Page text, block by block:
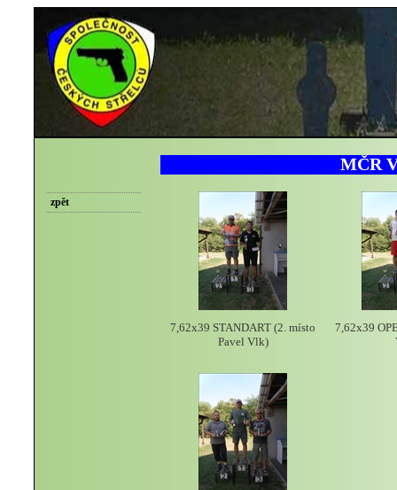
zpět
MČR
7,62x39 STANDART (2. místo
Pavel Vlk)
7,62x39